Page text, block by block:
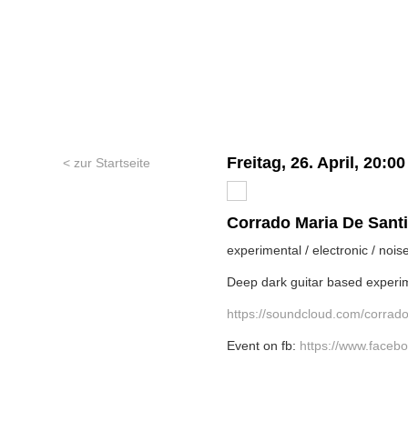
< zur Startseite Freitag, 26. April,
Corrado Maria De
experimental / electronic /
Deep dark guitar based
https://soundcloud.com/
Event on fb: https://